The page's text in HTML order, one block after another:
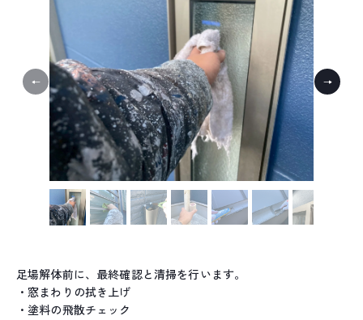
足場解体前に、最終確認と清掃を行います。
・窓まわりの拭き上げ
・塗料の飛散チェック